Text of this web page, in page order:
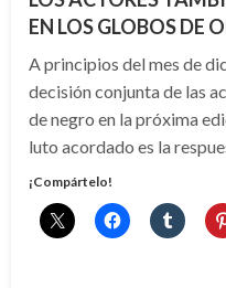
EN LOS GLOBOS DE
A principios del mes de
decisión conjunta de las
de negro en la próxima
luto acordado es la
¡Compártelo!